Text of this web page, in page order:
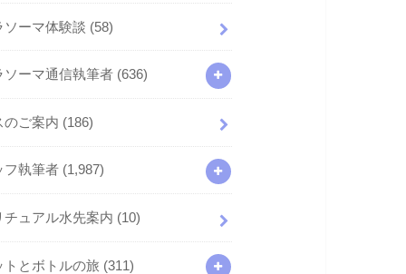
ソーマ体験談 (58)
ソーマ通信執筆者 (636)
のご案内 (186)
フ執筆者 (1,987)
チュアル水先案内 (10)
トとボトルの旅 (311)